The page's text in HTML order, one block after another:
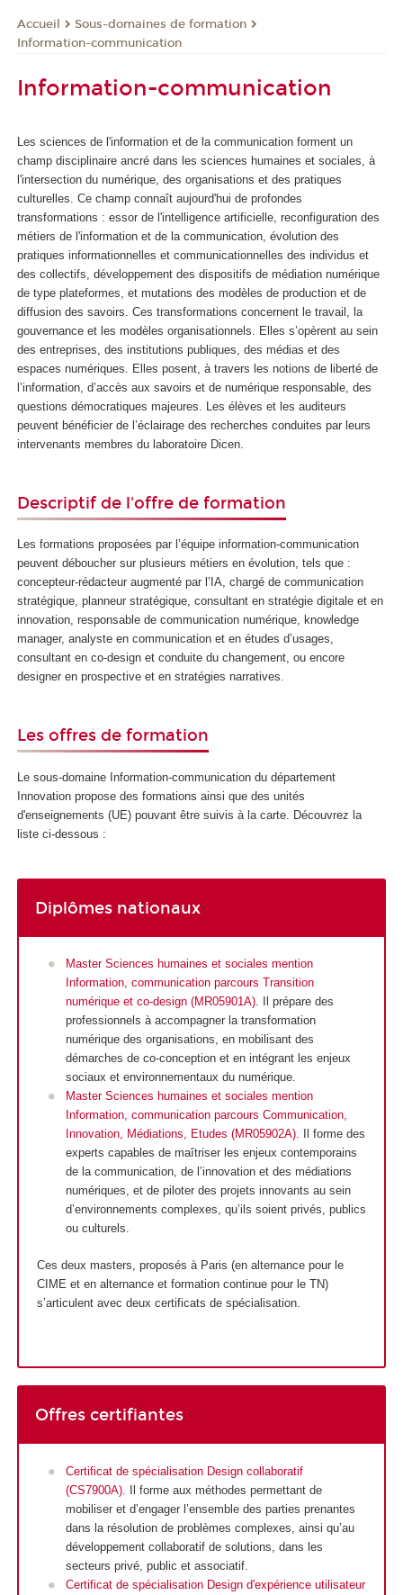
Accueil
Sous-domaines de formation
Information-communication
Information-communication
Les sciences de l'information et de la communication forment un
champ disciplinaire ancré dans les sciences humaines et sociales, à
l'intersection du numérique, des organisations et des pratiques
culturelles. Ce champ connaît aujourd'hui de profondes
transformations : essor de l'intelligence artificielle, reconfiguration des
métiers de l'information et de la communication, évolution des
pratiques informationnelles et communicationnelles des individus et
des collectifs, développement des dispositifs de médiation numérique
de type plateformes, et mutations des modèles de production et de
diffusion des savoirs. Ces transformations concernent le travail, la
gouvernance et les modèles organisationnels. Elles s’opèrent au sein
des entreprises, des institutions publiques, des médias et des
espaces numériques. Elles posent, à travers les notions de liberté de
l’information, d’accès aux savoirs et de numérique responsable, des
questions démocratiques majeures. Les élèves et les auditeurs
peuvent bénéficier de l’éclairage des recherches conduites par leurs
intervenants membres du laboratoire Dicen.
Descriptif de l'offre de formation
Les formations proposées par l’équipe information-communication
peuvent déboucher sur plusieurs métiers en évolution, tels que :
concepteur-rédacteur augmenté par l’IA, chargé de communication
stratégique, planneur stratégique, consultant en stratégie digitale et en
innovation, responsable de communication numérique, knowledge
manager, analyste en communication et en études d’usages,
consultant en co-design et conduite du changement, ou encore
designer en prospective et en stratégies narratives.
Les offres de formation
Le sous-domaine Information-communication du département
Innovation propose des formations ainsi que des unités
d'enseignements (UE) pouvant être suivis à la carte. Découvrez la
liste ci-dessous :
Diplômes nationaux
Master Sciences humaines et sociales mention
Information, communication parcours Transition
numérique et co-design (MR05901A). Il prépare des
professionnels à accompagner la transformation
numérique des organisations, en mobilisant des
démarches de co-conception et en intégrant les enjeux
sociaux et environnementaux du numérique.
Master Sciences humaines et sociales mention
Information, communication parcours Communication,
Innovation, Médiations, Etudes (MR05902A). Il forme des
experts capables de maîtriser les enjeux contemporains
de la communication, de l’innovation et des médiations
numériques, et de piloter des projets innovants au sein
d’environnements complexes, qu’ils soient privés, publics
ou culturels.
Ces deux masters, proposés à Paris (en alternancepour le
CIME et en alternanceet formation continue pour le TN)
s’articulent avec deux certificats de spécialisation.
Offres certifiantes
Certificat de spécialisation Design collaboratif
(CS7900A) . Il forme aux méthodes permettant de
mobiliser et d’engager l’ensemble des parties prenantes
dans la résolution de problèmes complexes, ainsi qu’au
développement collaboratif de solutions, dans les
secteurs privé, public et associatif.
Certificat de spécialisation Design d'expérience utilisateur